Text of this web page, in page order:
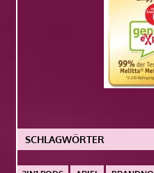
SCHLAGWÖRTER